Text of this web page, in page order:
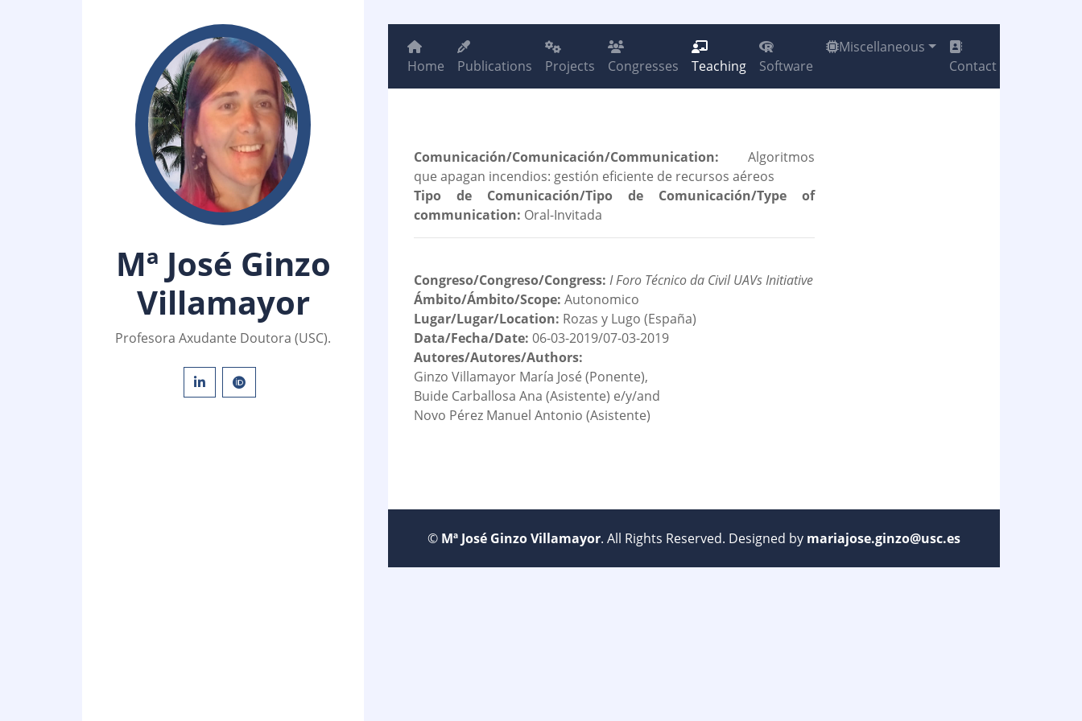
Mª José Ginzo
Villamayor
Profesora Axudante Doutora (USC).
Home Publications Projects Congresses Teaching Software
Miscellaneous
Contact
Comunicación/Comunicación/Communication: Algoritmos
que apagan incendios: gestión eficiente de recursos aéreos
Tipo de Comunicación/Tipo de Comunicación/Type of
communication: Oral-Invitada
Congreso/Congreso/Congress: I Foro Técnico da Civil UAVs Initiative
Ámbito/Ámbito/Scope: Autonomico
Lugar/Lugar/Location: Rozas y Lugo (España)
Data/Fecha/Date: 06-03-2019/07-03-2019
Autores/Autores/Authors:
Ginzo Villamayor María José (Ponente),
Buide Carballosa Ana (Asistente) e/y/and
Novo Pérez Manuel Antonio (Asistente)
© Mª José Ginzo Villamayor. All Rights Reserved. Designed by mariajose.ginzo@usc.es